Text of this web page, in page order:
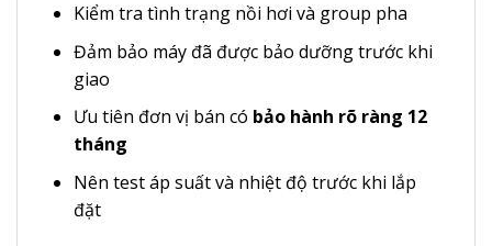
Kiểm tra tình trạng nồi hơi và group pha
Đảm bảo máy đã được bảo dưỡng trước khi
giao
Ưu tiên đơn vị bán có bảo hành rõ ràng 12
tháng
Nên test áp suất và nhiệt độ trước khi lắp
đặt